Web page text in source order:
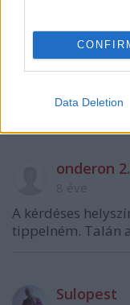
Data Deletion
8 éve
Szerintem az
Ezt elhiszi
onderon
A kérdéses
tippelném. Talán
Sulopest